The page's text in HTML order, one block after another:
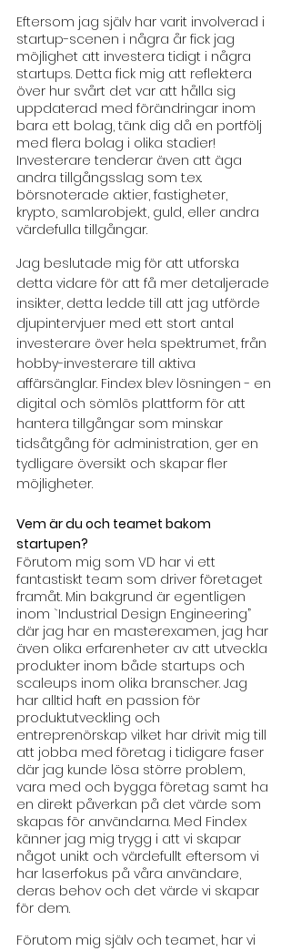
Eftersom jag själv har varit involverad i
startup-scenen i några år fick jag
möjlighet att investera tidigt i några
startups. Detta fick mig att reflektera
över hur svårt det var att hålla sig
uppdaterad med förändringar inom
bara ett bolag, tänk dig då en portfölj
med flera bolag i olika stadier!
Investerare tenderar även att äga
andra tillgångsslag som t.ex.
börsnoterade aktier, fastigheter,
krypto, samlarobjekt, guld, eller andra
värdefulla tillgångar.
Jag beslutade mig för att utforska
detta vidare för att få mer detaljerade
insikter, detta ledde till att jag utförde
djupintervjuer med ett stort antal
investerare över hela spektrumet, från
hobby-investerare till aktiva
affärsänglar. Findex blev lösningen - en
digital och sömlös plattform för att
hantera tillgångar som minskar
tidsåtgång för administration, ger en
tydligare översikt och skapar fler
möjligheter.
Vem är du och teamet bakom
startupen?
Förutom mig som VD har vi ett
fantastiskt team som driver företaget
framåt. Min bakgrund är egentligen
inom `Industrial Design Engineering”
där jag har en masterexamen, jag har
även olika erfarenheter av att utveckla
produkter inom både startups och
scaleups inom olika branscher. Jag
har alltid haft en passion för
produktutveckling och
entreprenörskap vilket har drivit mig till
att jobba med företag i tidigare faser
där jag kunde lösa större problem,
vara med och bygga företag samt ha
en direkt påverkan på det värde som
skapas för användarna. Med Findex
känner jag mig trygg i att vi skapar
något unikt och värdefullt eftersom vi
har laserfokus på våra användare,
deras behov och det värde vi skapar
för dem.
Förutom mig själv och teamet, har vi